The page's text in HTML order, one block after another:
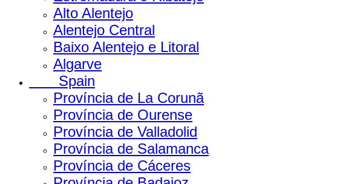
Alto Alentejo
Alentejo Central
Baixo Alentejo e Litoral
Algarve
Spain
Província de La Corunã
Província de Ourense
Província de Valladolid
Província de Salamanca
Província de Cáceres